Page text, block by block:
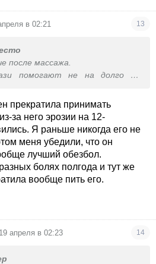
в 02:21 13
после массажа.
помогают не на долго но
что просто вою...бывает на
бури или после стресса
прекратила принимать
за него эрозии на 12-
Я раньше никогда его не
меня убедили, что он
лучший обезбол.
болях полгода и тут же
вообще пить его.
19 апреля в 02:23 14